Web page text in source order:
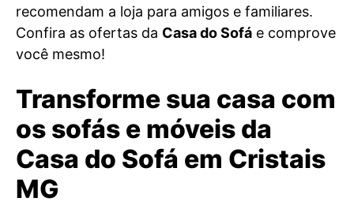
recomendam a loja para amigos e familiares.
Confira as ofertas da Casa do Sofá e comprove
você mesmo!
Transforme sua casa com
os sofás e móveis da
Casa do Sofá em Cristais
MG